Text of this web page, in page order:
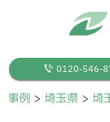
0120-546-
事例 埼玉県 埼